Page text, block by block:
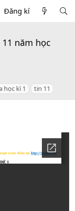
Đăng kí
năm học
học kì 1 tin 11